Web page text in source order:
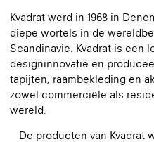
Kvadrat werd in 1968 in
diepe wortels in de
Scandinavië. Kvadrat is een
designinnovatie en
tapijten, raambekleding en
zowel commerciële als
wereld.
De producten van Kvadrat